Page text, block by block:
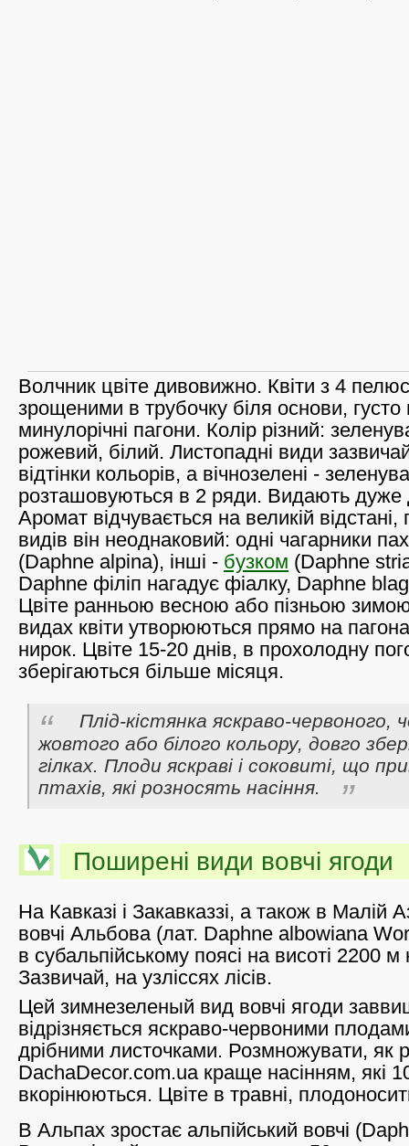
Волчник цвіте дивовижно. Квіти з 4
зрощеними в трубочку біля основи,
минулорічні пагони. Колір різний:
рожевий, білий. Листопадні види
відтінки кольорів, а вічнозелені -
розташовуються в 2 ряди. Видають дуже
Аромат відчувається на великій відстані,
видів він неоднаковий: одні чагарники
(Daphne alpina), інші - бузком (Daphne
Daphne філіп нагадує фіалку, Daphne
Цвіте ранньою весною або пізньою
видах квіти утворюються прямо на
нирок. Цвіте 15-20 днів, в прохолодну
зберігаються більше місяця.
Плід-кістянка яскраво-червоного,
жовтого або білого кольору, довго
гілках. Плоди яскраві і соковиті, що
птахів, які розносять насіння.
Поширені види вовчі ягоди
На Кавказі і Закавказзі, а також в Малій
вовчі Альбова (лат. Daphne albowiana
в субальпійському поясі на висоті 2200
Зазвичай, на узліссях лісів.
Цей зимнезеленый вид вовчі ягоди
відрізняється яскраво-червоними
дрібними листочками. Розмножувати, як
DachaDecor.com.ua краще насінням, які
вкорінюються. Цвіте в травні,
В Альпах зростає альпійський вовчі